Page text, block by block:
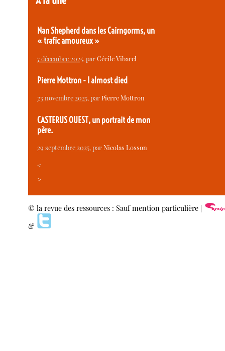
Nan Shepherd dans les Cairngorms, un
« trafic amoureux »
7 décembre 2025, parCécile Vibarel
Pierre Mottron - I almost died
23 novembre 2025, parPierre Mottron
CASTERUS OUEST, un portrait de mon
père.
29 septembre 2025, parNicolas Losson
<
>
© la revue des ressources : Sauf mention particulière |
&